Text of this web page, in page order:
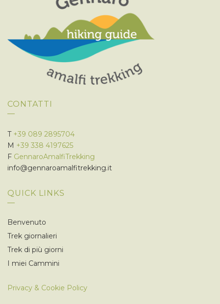
CONTATTI
T +39 089 2895704
M +39 338 4197625
F GennaroAmalfiTrekking
info@gennaroamalfitrekking.it
QUICK LINKS
Benvenuto
Trek giornalieri
Trek di più giorni
I miei Cammini
Privacy & Cookie Policy